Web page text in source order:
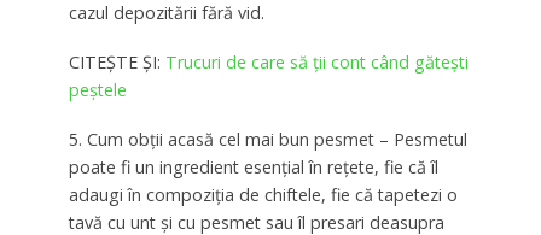
cazul depozitării fără vid.
CITEȘTE ȘI: Trucuri de care să ții cont când gătești
peștele
5. Cum obții acasă cel mai bun pesmet – Pesmetul
poate fi un ingredient esențial în rețete, fie că îl
adaugi în compoziția de chiftele, fie că tapetezi o
tavă cu unt și cu pesmet sau îl presari deasupra